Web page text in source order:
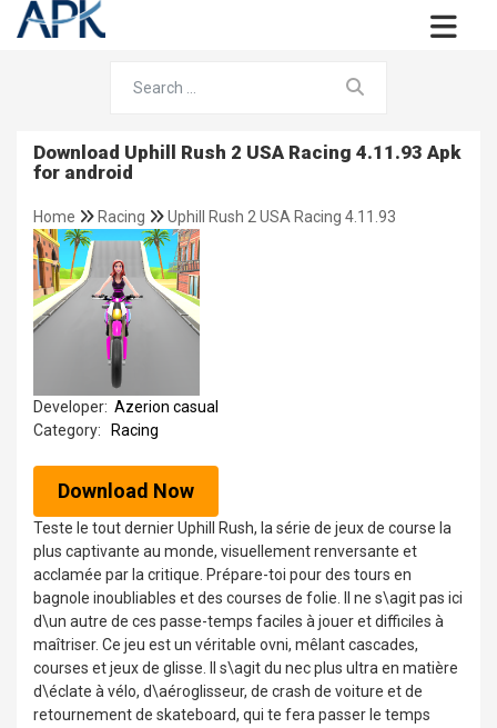
Download Uphill Rush 2 USA Racing 4.11.93 Apk
for android
Home Racing Uphill Rush 2 USA Racing 4.11.93
Developer: Azerion casual
Category:
Racing
Download Now
Teste le tout dernier Uphill Rush, la série de jeux de course la
plus captivante au monde, visuellement renversante et
acclamée par la critique. Prépare-toi pour des tours en
bagnole inoubliables et des courses de folie. Il ne s\agit pas ici
d\un autre de ces passe-temps faciles à jouer et difficiles à
maîtriser. Ce jeu est un véritable ovni, mêlant cascades,
courses et jeux de glisse. Il s\agit du nec plus ultra en matière
d\éclate à vélo, d\aéroglisseur, de crash de voiture et de
retournement de skateboard, qui te fera passer le temps